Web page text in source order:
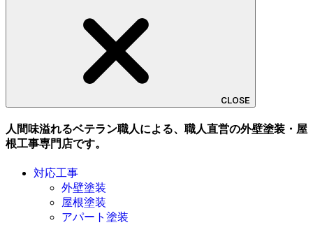
CLOSE
人間味溢れるベテラン職人による、職人直営の外壁塗装・屋
根工事専門店です。
対応工事
外壁塗装
屋根塗装
アパート塗装